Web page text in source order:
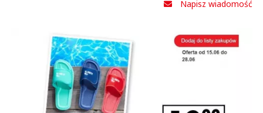
Napisz wiadomość